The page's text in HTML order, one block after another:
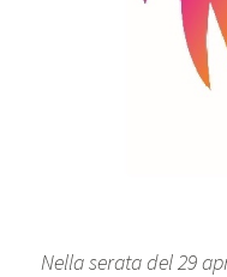
Nella serata del 29